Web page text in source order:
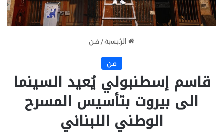
الرئيسية/ فن
فن
قاسم إسطنبولي يُعيد السينما
الى بيروت بتأسيس المسرح
الوطني اللبناني